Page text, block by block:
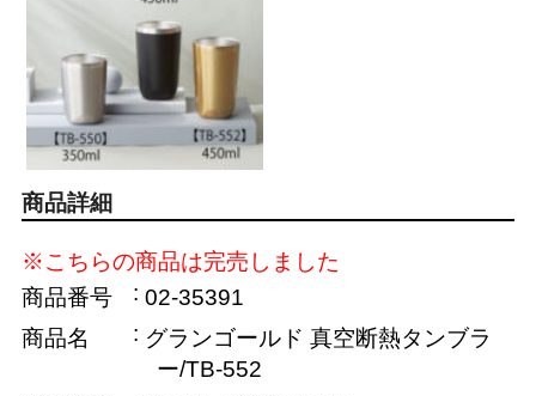
商品詳細
※こちらの商品は完売しました
商品番号
02-35391
商品名
グランゴールド 真空断熱タンブラ
ー/TB-552